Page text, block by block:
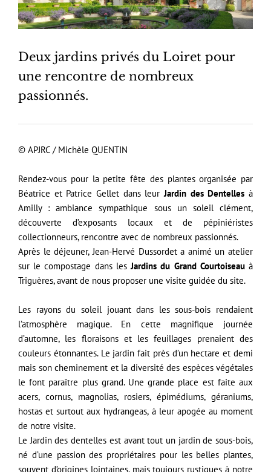
Deux jardins privés du Loiret pour
une rencontre de nombreux
passionnés.
© APJRC / Michèle QUENTIN
Rendez-vous pour la petite fête des plantes organisée par
Béatrice et Patrice Gellet dans leurJardin des Dentelles à
Amilly : ambiance sympathique sous un soleil clément,
découverte d’exposants locaux et de pépiniéristes
collectionneurs, rencontre avec de nombreux passionnés.
Après le déjeuner, Jean-Hervé Dussordet a animé un atelier
sur le compostage dans lesJardins du Grand Courtoiseauà
Triguères, avant de nous proposer une visite guidée du site.
Les rayons du soleil jouant dans les sous-bois rendaient
l’atmosphère magique. En cette magnifique journée
d’automne, les floraisons et les feuillages prenaient des
couleurs étonnantes. Le jardin fait près d’un hectare et demi
mais son cheminement et la diversité des espèces végétales
le font paraître plus grand. Une grande place est faite aux
acers, cornus, magnolias, rosiers, épimédiums, géraniums,
hostas et surtout aux hydrangeas, à leur apogée au moment
de notre visite.
Le Jardin des dentelles est avant tout un jardin de sous-bois,
né d’une passion des propriétaires pour les belles plantes,
souvent d’origines lointaines, mais toujours rustiques à notre